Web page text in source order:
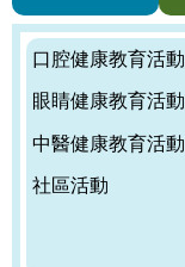
口腔健康教育活動
眼睛健康教育活動
中醫健康教育活動
社區活動